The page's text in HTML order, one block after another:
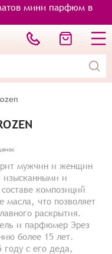
мини парфюм в
мужчин и женщин
изысканными и
композиций
масла, что позволяет
раскрытия.
и парфюмер Эрез
более 15 лет.
году с его деда,